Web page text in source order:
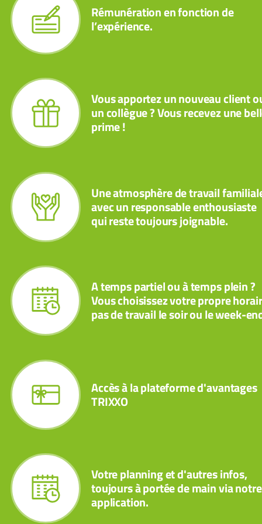
Rémunération en fonction de
l’expérience.
Vous apportez un nouveau client
un collègue ? Vous recevez une
prime !
Une atmosphère de travail
avec un responsable enthousiaste
qui reste toujours joignable.
A temps partiel ou à temps plein ?
Vous choisissez votre propre
pas de travail le soir ou le week-
Accès à la plateforme d'avantages
TRIXXO
Votre planning et d'autres infos,
toujours à portée de main via notre
application.